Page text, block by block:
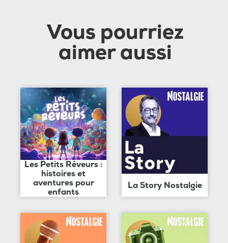
Vous pourriez
aimer aussi
Les Petits Rêveurs :
histoires et
aventures pour
enfants
La Story Nostalgie